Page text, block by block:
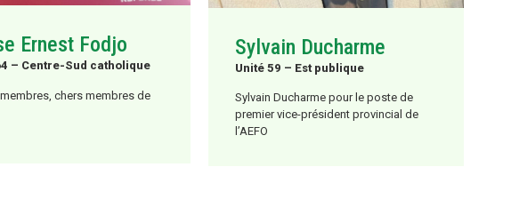
Ernest Fodjo
– Centre-Sud catholique
chers membres de
Sylvain Ducharme
Unité 59 – Est publique
Sylvain Ducharme pour le poste de
premier vice-président provincial de
l’AEFO